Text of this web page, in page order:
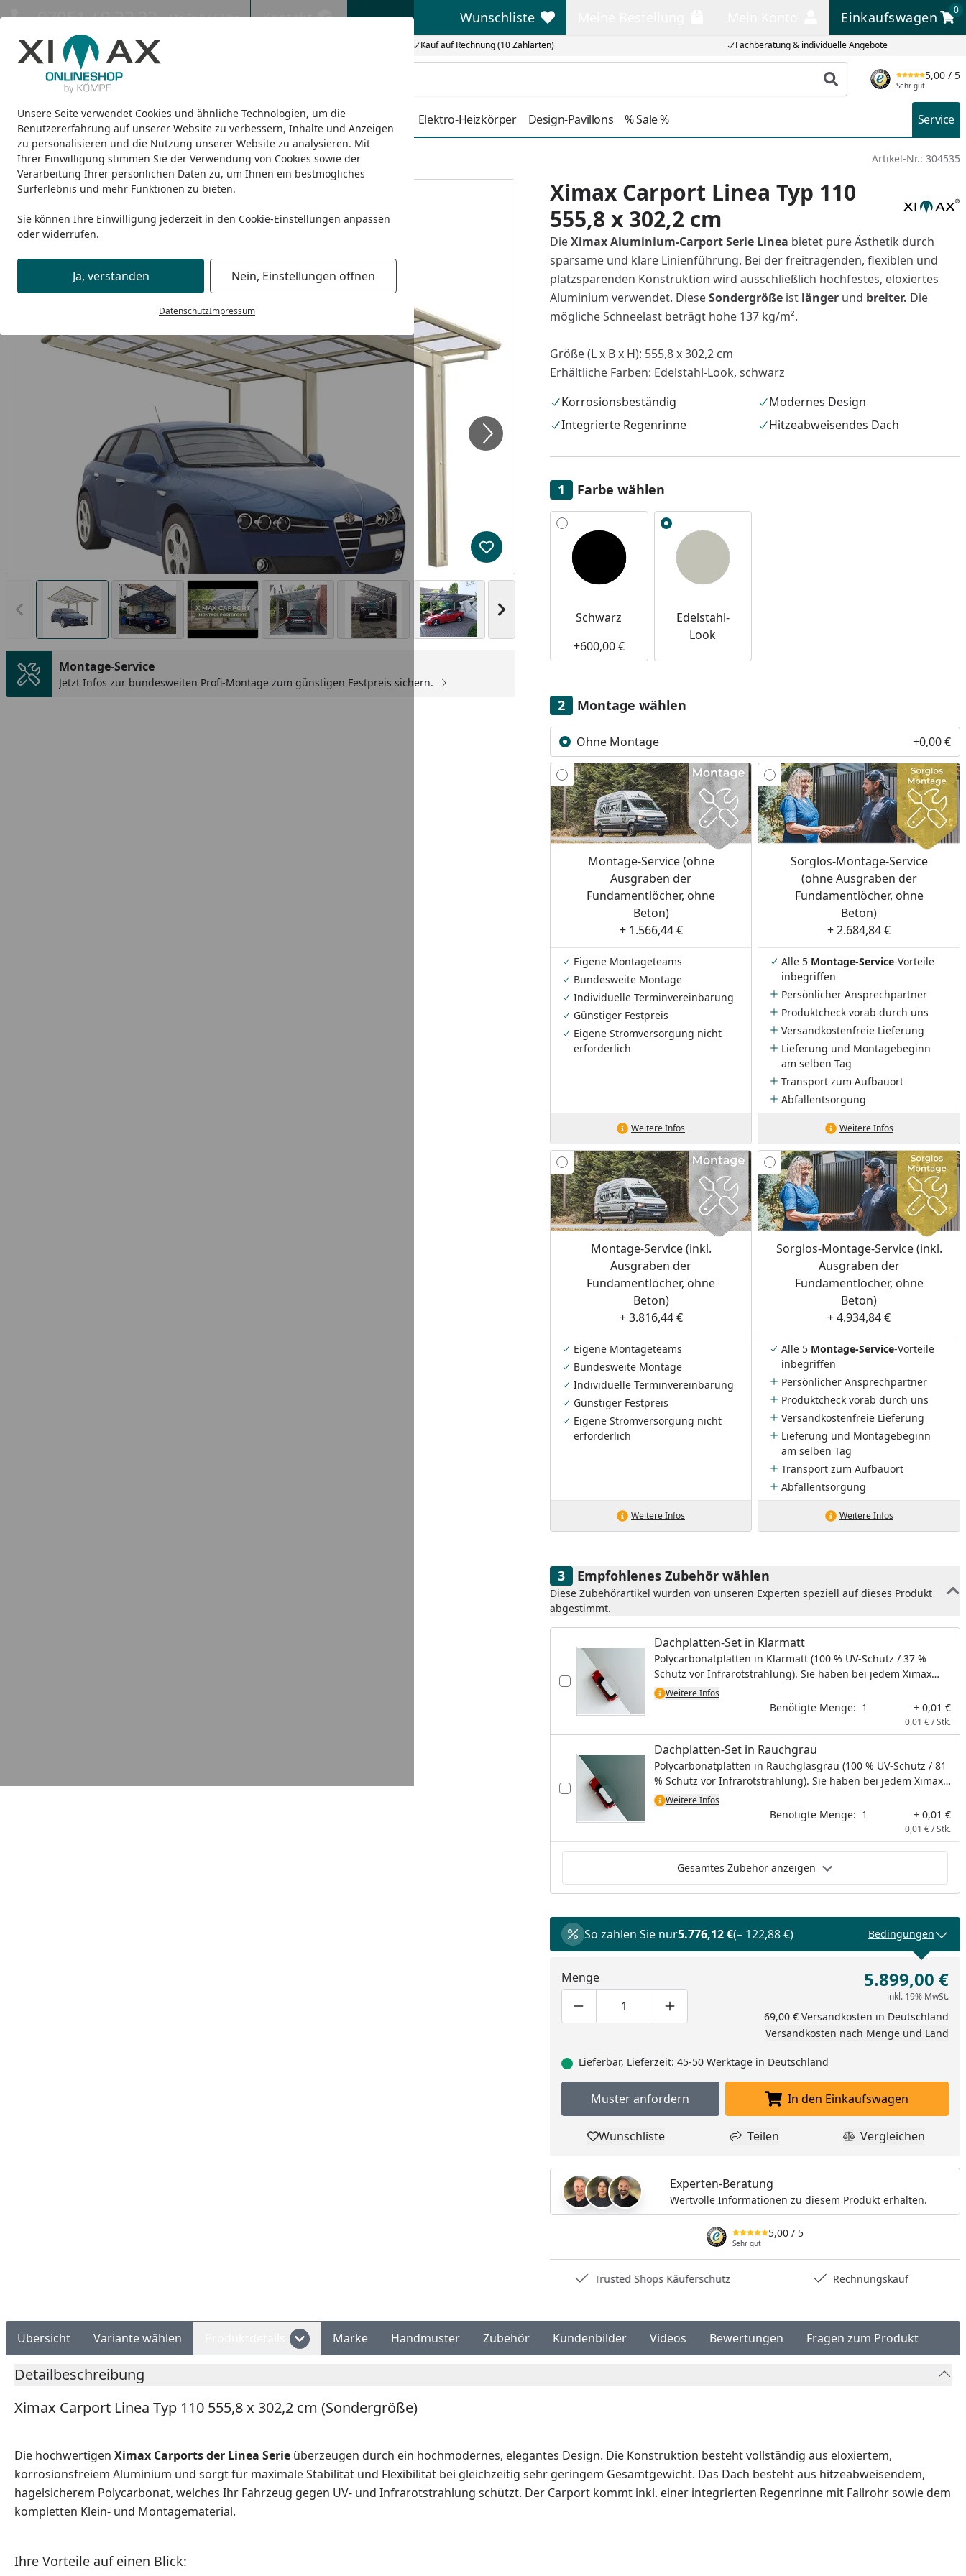
Unsere Seite verwendet Cookies und ähnliche Technologien, um die
Benutzererfahrung auf unserer Website zu verbessern, Inhalte und Anzeigen
zu personalisieren und die Nutzung unserer Website zu analysieren. Mit
Ihrer Einwilligung stimmen Sie der Verwendung von Cookies sowie der
Verarbeitung Ihrer persönlichen Daten zu, um Ihnen ein bestmögliches
Surferlebnis und mehr Funktionen zu bieten.
Sie können Ihre Einwilligung jederzeit in den Cookie-Einstellungen anpassen
oder widerrufen.
Ja, verstanden Nein, Einstellungen öffnen
DatenschutzImpressum
Eigene Montage-Teams Kauf auf Rechnung (10 Zahlarten) Fachberatung & individuelle Angebote
07051 / 9 22 22 Mo-Fr. 8-16 Uhr Kontakt Wunschliste
Wunschliste Einkaufswagen
0
Einkaufswagen
Produkt suchen
5,00 / 5
Sehr gut
Design-Carports Design-Heizkörper Infrarot-Heizkörper Duschkabinen Elektro-Heizkörper Design-Pavillons % Sale % Service
Startseite
Design-Carports Linea Ximax Carport Linea Typ 110 555,8 x 302,2 cm Artikel-Nr.: 304535
Vorheriges Bild anzeigen Nächstes Bild anzeigen
Produkt zur Wunschliste hinzufügen
Montage-Service
Jetzt Infos zur bundesweiten Profi-Montage zum günstigen Festpreis sichern.
Ximax Carport Linea Typ 110
555,8 x 302,2 cm
DieXimax Aluminium-Carport Serie Linea bietet pure Ästhetik durch
sparsame und klare Linienführung. Bei der freitragenden, flexiblen und
platzsparenden Konstruktion wird ausschließlich hochfestes, eloxiertes
Aluminium verwendet. DieseSondergröße ist längerund breiter. Die
mögliche Schneelast beträgt hohe 137 kg/m².
Größe (L x B x H): 555,8 x 302,2 cm
Erhältliche Farben: Edelstahl-Look, schwarz
Korrosionsbeständig
Modernes Design
Integrierte Regenrinne
Hitzeabweisendes Dach
Farbe wählen
Alle anzeigen (2)
Schwarz
+600,00 €
Edelstahl-
Look
Montage wählen
Ohne Montage +0,00 €
Montage-Service (ohne
Ausgraben der
Fundamentlöcher, ohne
Beton)
+ 1.566,44 €
Eigene Montageteams
Bundesweite Montage
Individuelle Terminvereinbarung
Günstiger Festpreis
Eigene Stromversorgung nicht
erforderlich
Weitere Infos
Sorglos-Montage-Service
(ohne Ausgraben der
Fundamentlöcher, ohne
Beton)
+ 2.684,84 €
Alle 5 Montage-Service-Vorteile
inbegriffen
Persönlicher Ansprechpartner
Produktcheck vorab durch uns
Versandkostenfreie Lieferung
Lieferung und Montagebeginn
am selben Tag
Transport zum Aufbauort
Abfallentsorgung
Weitere Infos
Montage-Service (inkl.
Ausgraben der
Fundamentlöcher, ohne
Beton)
+ 3.816,44 €
Eigene Montageteams
Bundesweite Montage
Individuelle Terminvereinbarung
Günstiger Festpreis
Eigene Stromversorgung nicht
erforderlich
Weitere Infos
Sorglos-Montage-Service (inkl.
Ausgraben der
Fundamentlöcher, ohne
Beton)
+ 4.934,84 €
Alle 5 Montage-Service-Vorteile
inbegriffen
Persönlicher Ansprechpartner
Produktcheck vorab durch uns
Versandkostenfreie Lieferung
Lieferung und Montagebeginn
am selben Tag
Transport zum Aufbauort
Abfallentsorgung
Weitere Infos
Empfohlenes Zubehör wählen
Diese Zubehörartikel wurden von unseren Experten speziell auf dieses Produkt
abgestimmt.
Dachplatten-Set in Klarmatt
Polycarbonatplatten in Klarmatt (100 % UV-Schutz / 37 %
Schutz vor Infrarotstrahlung). Sie haben bei jedem Ximax
Carport die Wahl zwischen Dachplatten in Klarmatt oder
Rauchgrau, ohne Aufpreis. Bei diesem Artikel handelt es sich
um kein physisches Produkt, es wird hiermit lediglich die
Dachplattenfarbe bestimmt.
Weitere Infos
Benötigte Menge: 1 + 0,01 €
0,01 € / Stk.
Dachplatten-Set in Rauchgrau
Polycarbonatplatten in Rauchglasgrau (100 % UV-Schutz / 81
% Schutz vor Infrarotstrahlung). Sie haben bei jedem Ximax
Carport die Wahl zwischen Dachplatten in Klarmatt oder
Rauchgrau, ohne Aufpreis. Bei diesem Artikel handelt es sich
um kein physisches Produkt, es wird hiermit lediglich die
Dachplattenfarbe bestimmt.
Weitere Infos
Benötigte Menge: 1 + 0,01 €
0,01 € / Stk.
Gesamtes Zubehör anzeigen
So zahlen Sie nur5.776,12 €(– 122,88 €) Bedingungen
Menge
Produktmenge um eins verringern
Produktmenge manuell eingeben
Produktmenge um eins erhöhen
5.899,00 €
inkl. 19% MwSt.
69,00 € Versandkosten in Deutschland
Versandkosten nach Menge und Land
Lieferbar, Lieferzeit: 45-50 Werktage in Deutschland
Muster anfordern
Muster anfordern In den Einkaufswagen
In den Einkaufswagen
Produkt zur Wunschliste hinzufügen
Wunschliste Teilen
Teilen Produkt
Vergleichen
Experten-Beratung
Wertvolle Informationen zu diesem Produkt erhalten.
5,00 / 5
Sehr gut
Trusted Shops Käuferschutz Rechnungskauf
Übersicht Variante wählen Marke Handmuster Zubehör Kundenbilder Videos Bewertungen Fragen zum Produkt
Detailbeschreibung
Ximax Carport Linea Typ 110 555,8 x 302,2 cm (Sondergröße)
Die hochwertigen Ximax Carports der Linea Serie überzeugen durch ein hochmodernes, elegantes Design. Die Konstruktion besteht vollständig aus eloxiertem,
korrosionsfreiem Aluminium und sorgt für maximale Stabilität und Flexibilität bei gleichzeitig sehr geringem Gesamtgewicht. Das Dach besteht aus hitzeabweisendem,
hagelsicherem Polycarbonat, welches Ihr Fahrzeug gegen UV- und Infrarotstrahlung schützt. Der Carport kommt inkl. einer integrierten Regenrinne mit Fallrohr sowie dem
kompletten Klein- und Montagematerial.
Ihre Vorteile auf einen Blick: